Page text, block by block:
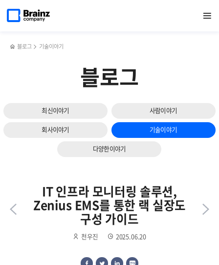
열기
페이지로
블로그 기술이야기
블로그
최신이야기 사람이야기
회사이야기 기술이야기
다양한이야기
모니터링에
EMS가
IT 인프라 모니터링 솔루션,
Zenius EMS를 통한 랙 실장도
구성 가이드
천우진 2025.06.20
상반기
다음
슬라이드